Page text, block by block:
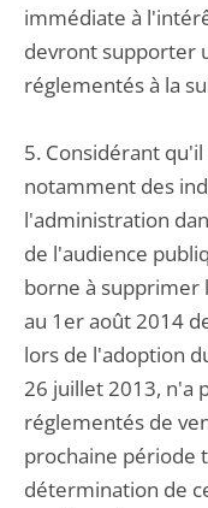
immédiate à
devront supporter
réglementés à la
5. Considérant
notamment des
l'administration
de l'audience
borne à supprimer
au 1er août 2014
lors de l'adoption
26 juillet 2013, n'a
réglementés de
prochaine période
détermination de